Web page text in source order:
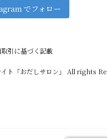
でフォロー
引に基づく記載
ト「おだしサロン」 All rights Re